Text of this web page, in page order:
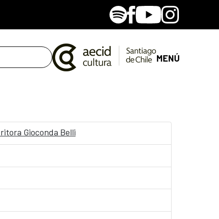
SpotifyFacebook
YoutubeInstagram
MENÚ
Gioconda Belli